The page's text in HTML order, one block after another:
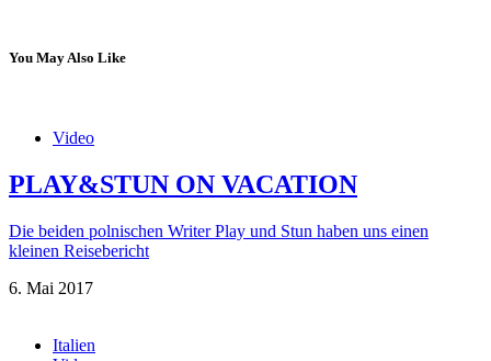
You May Also Like
Video
PLAY&STUN ON VACATION
Die beiden polnischen Writer Play und Stun haben uns einen
kleinen Reisebericht
6. Mai 2017
Italien